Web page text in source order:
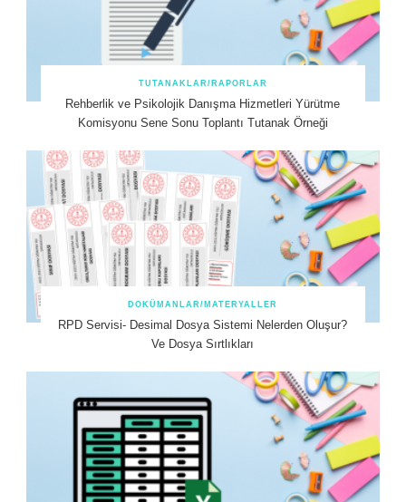
TUTANAKLAR/RAPORLAR
Rehberlik ve Psikolojik Danışma Hizmetleri Yürütme
Komisyonu Sene Sonu Toplantı Tutanak Örneği
DOKÜMANLAR/MATERYALLER
RPD Servisi- Desimal Dosya Sistemi Nelerden Oluşur?
Ve Dosya Sırtlıkları